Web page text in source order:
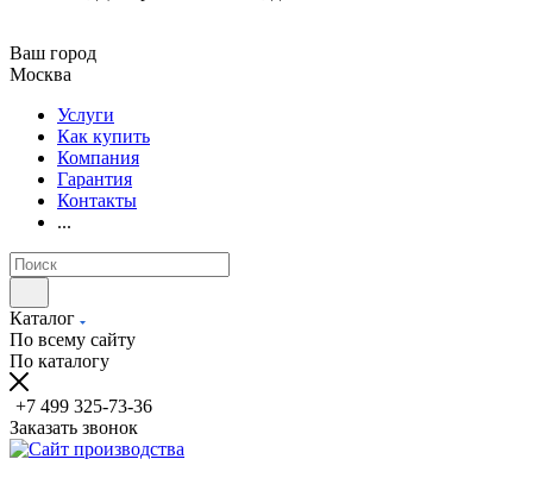
Ваш город
Москва
Услуги
Как купить
Компания
Гарантия
Контакты
...
Каталог
По всему сайту
По каталогу
+7 499 325-73-36
Заказать звонок